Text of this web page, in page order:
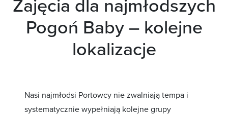
Zajęcia dla najmłodszych
Pogoń Baby – kolejne
lokalizacje
Nasi najmłodsi Portowcy nie zwalniają tempa i
systematycznie wypełniają kolejne grupy